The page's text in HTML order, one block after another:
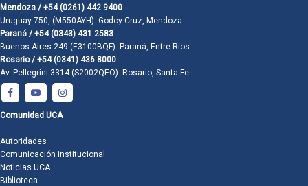
Mendoza / +54 (0261) 442 9400
Uruguay 750, (M550AYH). Godoy Cruz, Mendoza
Paraná / +54 (0343) 431 2583
Buenos Aires 249 (E3100BQF). Paraná, Entre Ríos
Rosario / +54 (0341) 436 8000
Av. Pellegrini 3314 (S2002QEO). Rosario, Santa Fe
Comunidad UCA
Autoridades
Comunicación institucional
Noticias UCA
Biblioteca